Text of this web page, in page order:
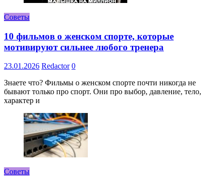
Советы
10 фильмов о женском спорте, которые
мотивируют сильнее любого тренера
23.01.2026 Redactor 0
Знаете что? Фильмы о женском спорте почти никогда не
бывают только про спорт. Они про выбор, давление, тело,
характер и
Советы